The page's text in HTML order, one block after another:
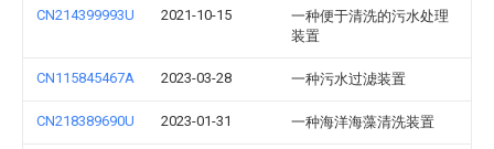
CN214399993U 2021-10-15
一种便于清洗的污水处理
装置
CN115845467A 2023-03-28 一种污水过滤装置
CN218389690U 2023-01-31 一种海洋海藻清洗装置